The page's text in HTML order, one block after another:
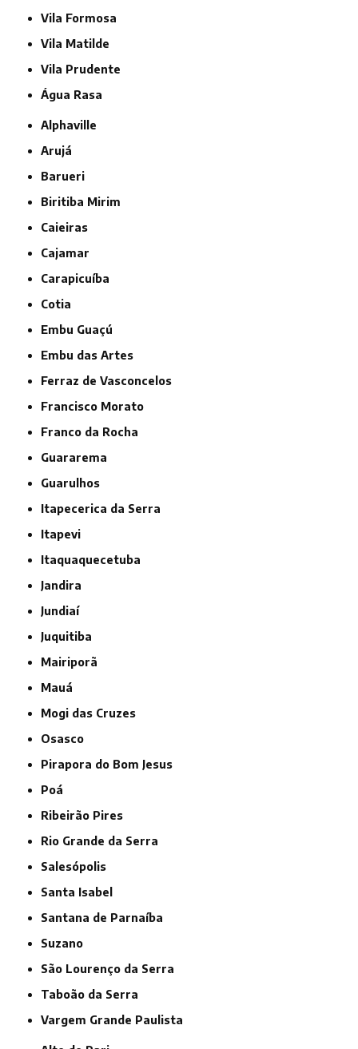
Vila Formosa
Vila Matilde
Vila Prudente
Água Rasa
Alphaville
Arujá
Barueri
Biritiba Mirim
Caieiras
Cajamar
Carapicuíba
Cotia
Embu Guaçú
Embu das Artes
Ferraz de Vasconcelos
Francisco Morato
Franco da Rocha
Guararema
Guarulhos
Itapecerica da Serra
Itapevi
Itaquaquecetuba
Jandira
Jundiaí
Juquitiba
Mairiporã
Mauá
Mogi das Cruzes
Osasco
Pirapora do Bom Jesus
Poá
Ribeirão Pires
Rio Grande da Serra
Salesópolis
Santa Isabel
Santana de Parnaíba
Suzano
São Lourenço da Serra
Taboão da Serra
Vargem Grande Paulista